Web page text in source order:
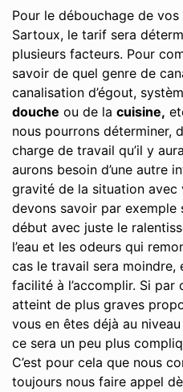
Pour le débouchage de
Sartoux, le tarif sera
plusieurs facteurs. Pour
savoir de quel genre de
canalisation d’égout,
douche ou de la cuisine,
nous pourrons déterminer,
charge de travail qu’il y
aurons besoin d’une autre
gravité de la situation avec
devons savoir par exemple
début avec juste le
l’eau et les odeurs qui
cas le travail sera moindre,
facilité à l’accomplir. Si par
atteint de plus graves
vous en êtes déjà au
ce sera un peu plus
C’est pour cela que nous
toujours nous faire appel